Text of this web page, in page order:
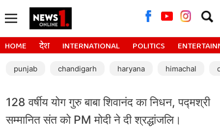
for:
HOME देश INTERNATIONAL POLITICS
punjab chandigarh haryana himachal
128 वर्षीय योग गुरु बाबा शिवानंद का निधन, पद्मश्री
सम्मानित संत को PM मोदी ने दी श्रद्धांजलि।